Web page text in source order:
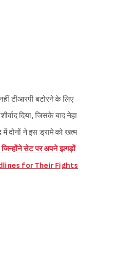
टीआरपी बटोरने के लिए
दिया, जिसके बाद नेहा
दोनों ने इस ड्रामे को खत्म
सेट पर अपने झगड़ों
for Their Fights